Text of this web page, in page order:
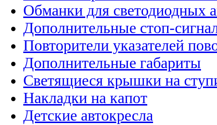
Обманки для светодиодных
Дополнительные стоп-
Повторители указателей
Дополнительные габариты
Светящиеся крышки на
Накладки на капот
Детские автокресла